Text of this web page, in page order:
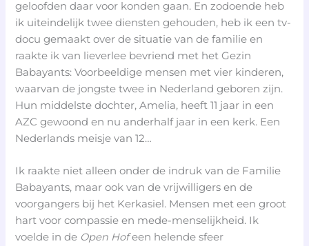
geloofden daar voor konden gaan. En zodoende heb
ik uiteindelijk twee diensten gehouden, heb ik een tv-
docu gemaakt over de situatie van de familie en
raakte ik van lieverlee bevriend met het Gezin
Babayants: Voorbeeldige mensen met vier kinderen,
waarvan de jongste twee in Nederland geboren zijn.
Hun middelste dochter, Amelia, heeft 11 jaar in een
AZC gewoond en nu anderhalf jaar in een kerk. Een
Nederlands meisje van 12…
Ik raakte niet alleen onder de indruk van de Familie
Babayants, maar ook van de vrijwilligers en de
voorgangers bij het Kerkasiel. Mensen met een groot
hart voor compassie en mede-menselijkheid. Ik
voelde in de Open Hofeen helende sfeer